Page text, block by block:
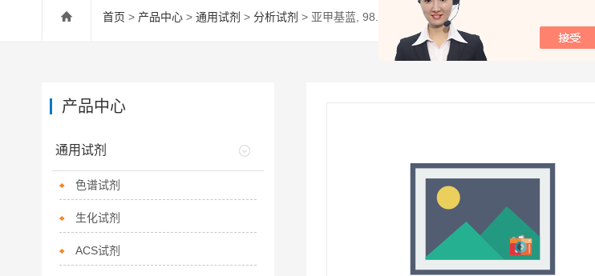
首页 > 产品中心 > 通用试剂 > 分析试剂 > 亚甲基蓝, 98.5%
产品中心
通用试剂
色谱试剂
生化试剂
ACS试剂